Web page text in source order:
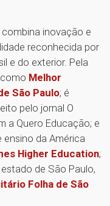
inovação e
reconhecida por
e do exterior. Pela
Melhor
São Paulo; é
pelo jornal O
a Quero Educação; e
da América
Higher Education;
de São Paulo,
Folha de São